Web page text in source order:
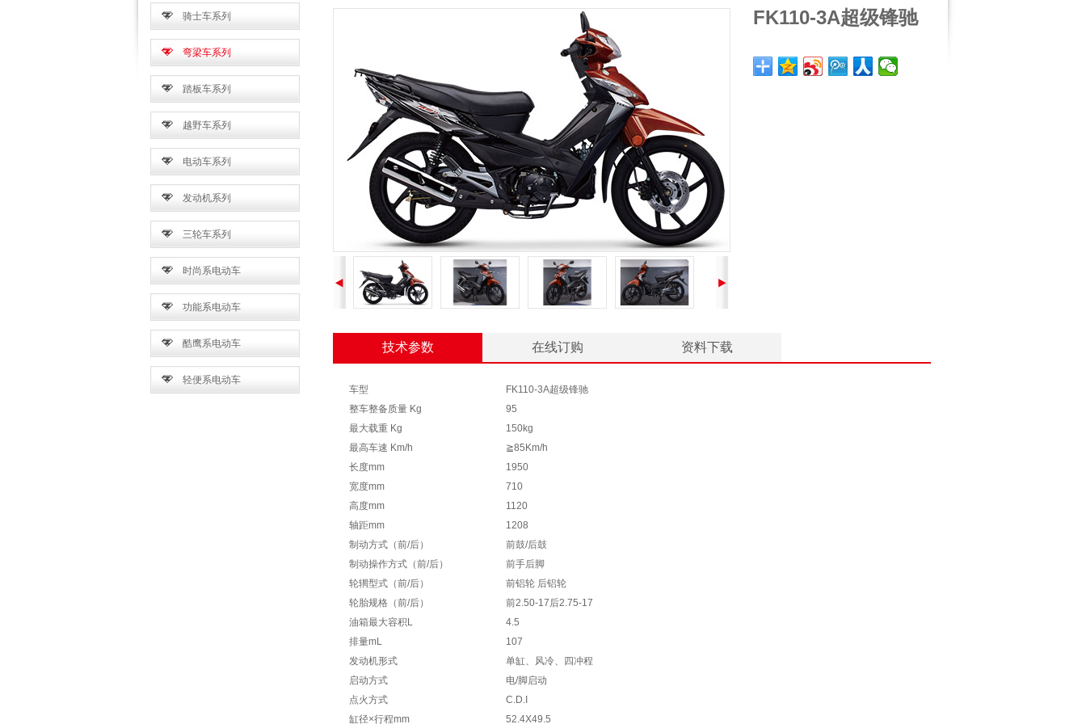
骑士车系列
弯梁车系列
踏板车系列
越野车系列
电动车系列
发动机系列
三轮车系列
时尚系电动车
功能系电动车
酷鹰系电动车
轻便系电动车
FK110-3A超级锋驰
技术参数 在线订购 资料下载
车型
FK110-3A超级锋驰
整车整备质量 Kg
95
最大载重 Kg
150kg
最高车速 Km/h
≧85Km/h
长度mm
1950
宽度mm
710
高度mm
1120
轴距mm
1208
制动方式（前/后）
前鼓/后鼓
制动操作方式（前/后）
前手后脚
轮辋型式（前/后）
前铝轮 后铝轮
轮胎规格（前/后）
前2.50-17后2.75-17
油箱最大容积L
4.5
排量mL
107
发动机形式
单缸、风冷、四冲程
启动方式
电/脚启动
点火方式
C.D.I
缸径×行程mm
52.4X49.5